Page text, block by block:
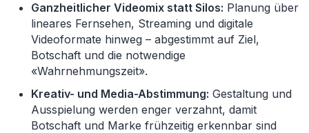
Ganzheitlicher Videomix statt Silos: Planung über
lineares Fernsehen, Streaming und digitale
Videoformate hinweg – abgestimmt auf Ziel,
Botschaft und die notwendige
«Wahrnehmungszeit».
Kreativ- und Media-Abstimmung: Gestaltung und
Ausspielung werden enger verzahnt, damit
Botschaft und Marke frühzeitig erkennbar sind